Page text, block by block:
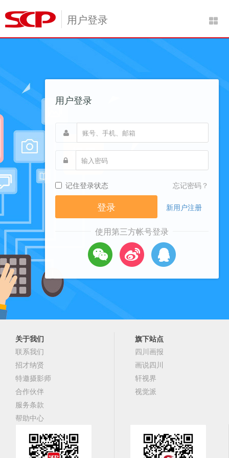
用户登录
用户登录
记住登录状态 忘记密码？
新用户注册
使用第三方帐号登录
关于我们
联系我们
招才纳贤
特邀摄影师
合作伙伴
服务条款
帮助中心
旗下站点
四川画报
画说四川
轩视界
视觉派